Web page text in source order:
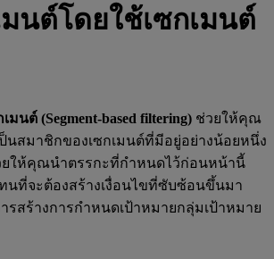
มนต์โดยใช้เซกเมนต์
มนต์ (Segment-based filtering) ช่วยให้คุณ
นสมาชิกของเซกเมนต์ที่มีอยู่อย่างน้อยหนึ่ง
ยให้คุณนำตรรกะที่กำหนดไว้ก่อนหน้านี้
นที่จะต้องสร้างเงื่อนไขที่ซับซ้อนขึ้นมา
สร้างการกำหนดเป้าหมายกลุ่มเป้าหมาย